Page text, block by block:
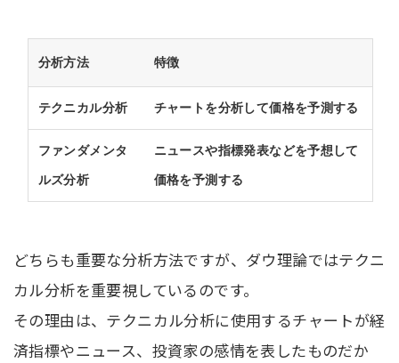
分析方法 特徴
テクニカル分析 チャートを分析して価格を予測する
ファンダメンタ
ルズ分析
ニュースや指標発表などを予想して
価格を予測する
どちらも重要な分析方法ですが、ダウ理論ではテクニ
カル分析を重要視しているのです。
その理由は、テクニカル分析に使用するチャートが経
済指標やニュース、投資家の感情を表したものだか